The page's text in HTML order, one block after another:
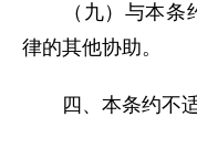
（九）与本条约
律的其他协助。
四、本条约不适